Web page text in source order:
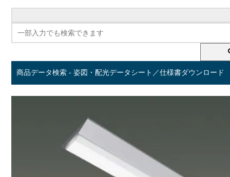
商品データ検索 - 姿図・配光データシート／仕様書ダウンロード